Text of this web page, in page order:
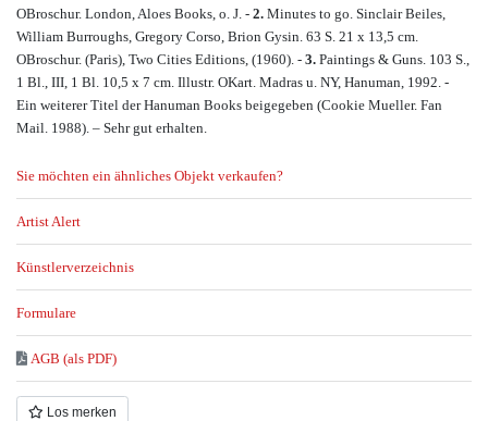
OBroschur. London, Aloes Books, o. J. - 2. Minutes to go. Sinclair Beiles,
William Burroughs, Gregory Corso, Brion Gysin. 63 S. 21 x 13,5 cm.
OBroschur. (Paris), Two Cities Editions, (1960). - 3. Paintings & Guns. 103 S.,
1 Bl., III, 1 Bl. 10,5 x 7 cm. Illustr. OKart. Madras u. NY, Hanuman, 1992. -
Ein weiterer Titel der Hanuman Books beigegeben (Cookie Mueller. Fan
Mail. 1988). – Sehr gut erhalten.
Sie möchten ein ähnliches Objekt verkaufen?
Artist Alert
Künstlerverzeichnis
Formulare
AGB (als PDF)
Los merken